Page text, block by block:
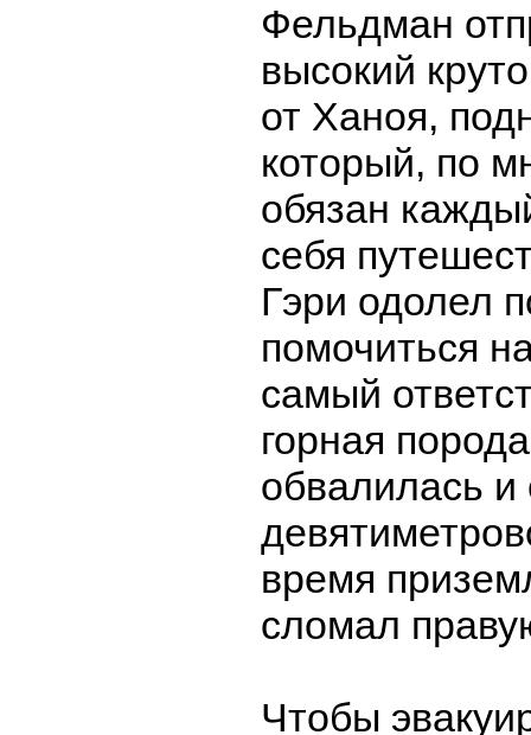
Фельдман
высокий
от Ханоя,
который, по
обязан
себя
Гэри одолел
помочиться
самый
горная
обвалилась и
время
сломал
Чтобы